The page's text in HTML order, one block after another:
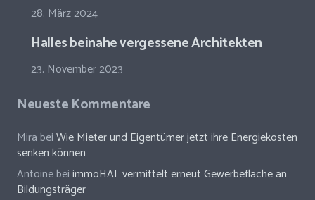
28. März 2024
Halles beinahe vergessene Architekten
23. November 2023
Neueste Kommentare
MirabeiWie Mieter und Eigentümer jetzt ihre Energiekosten
senken können
AntoinebeiimmoHAL vermittelt erneut Gewerbefläche an
Bildungsträger